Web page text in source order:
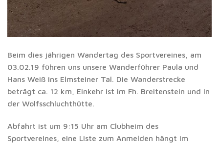
Beim dies jährigen Wandertag des Sportvereines, am
03.02.19 führen uns unsere Wanderführer Paula und
Hans Weiß ins Elmsteiner Tal. Die Wanderstrecke
beträgt ca. 12 km, Einkehr ist im Fh. Breitenstein und in
der Wolfsschluchthütte.
Abfahrt ist um 9:15 Uhr am Clubheim des
Sportvereines, eine Liste zum Anmelden hängt im